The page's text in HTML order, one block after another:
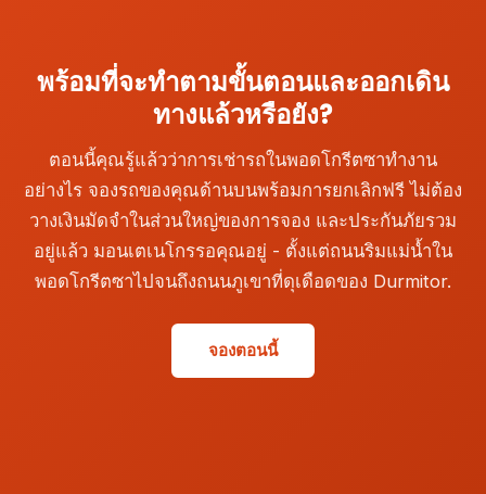
จะรับประกันว่ารถของคุณจะรออยู่ไม่ว่าคุณจะลงจอดเมื่อ
พร้อมที่จะทำตามขั้นตอนและออกเดิน
ทางแล้วหรือยัง?
ตอนนี้คุณรู้แล้วว่าการเช่ารถในพอดโกรีตซาทำงาน
อย่างไร จองรถของคุณด้านบนพร้อมการยกเลิกฟรี ไม่ต้อง
วางเงินมัดจำในส่วนใหญ่ของการจอง และประกันภัยรวม
อยู่แล้ว มอนเตเนโกรรอคุณอยู่ - ตั้งแต่ถนนริมแม่น้ำใน
พอดโกรีตซาไปจนถึงถนนภูเขาที่ดุเดือดของ Durmitor.
จองตอนนี้